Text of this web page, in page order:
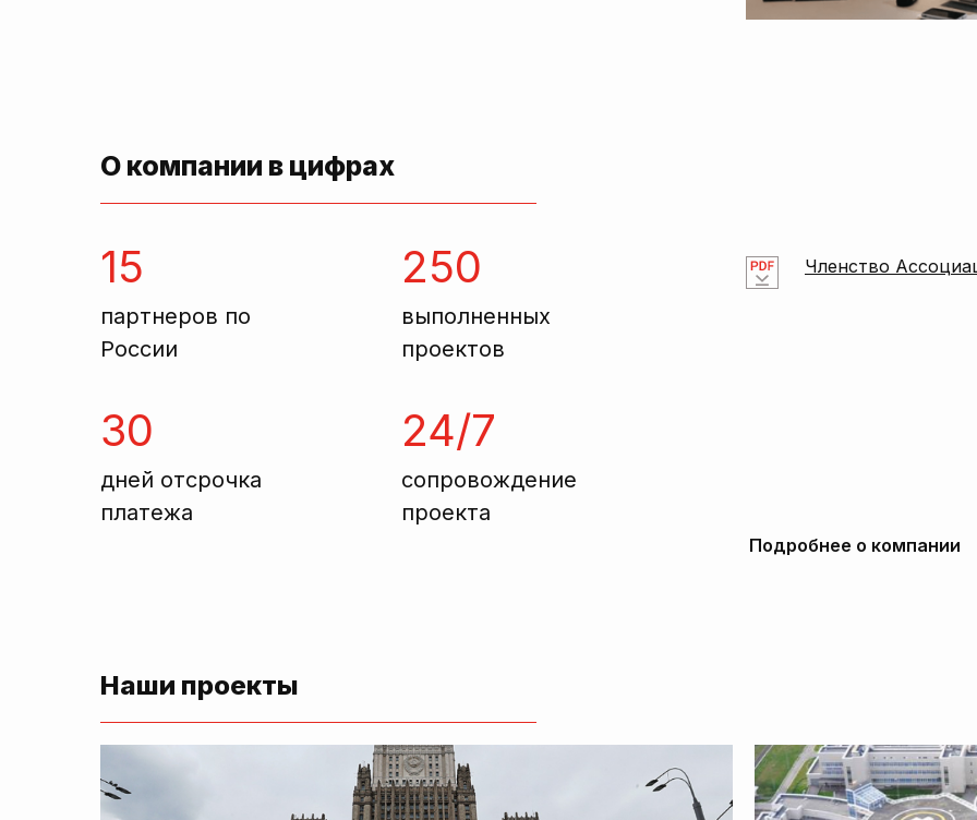
О компании в цифрах
15
партнеров по
России
250
выполненных
проектов
30
дней отсрочка
платежа
24/7
сопровождение
проекта
Членство
Подробнее о компании
Наши проекты